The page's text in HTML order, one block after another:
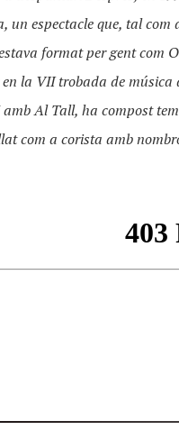
un espectacle que, tal
format per gent
la VII trobada de
Al Tall, ha compost
com a corista amb